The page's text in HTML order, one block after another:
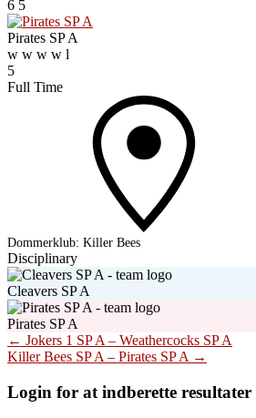
6 5
Pirates SP A
w w w w l
5
Full Time
Dommerklub: Killer Bees
Disciplinary
Cleavers SP A
Pirates SP A
Post
navigation
← Jokers 1 SP A – Weathercocks SP A
Killer Bees SP A – Pirates SP A →
Login for at indberette resultater